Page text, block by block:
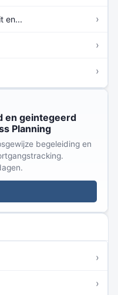
en... ›
›
›
en geintegeerd
Planning
begeleiding en
›
›